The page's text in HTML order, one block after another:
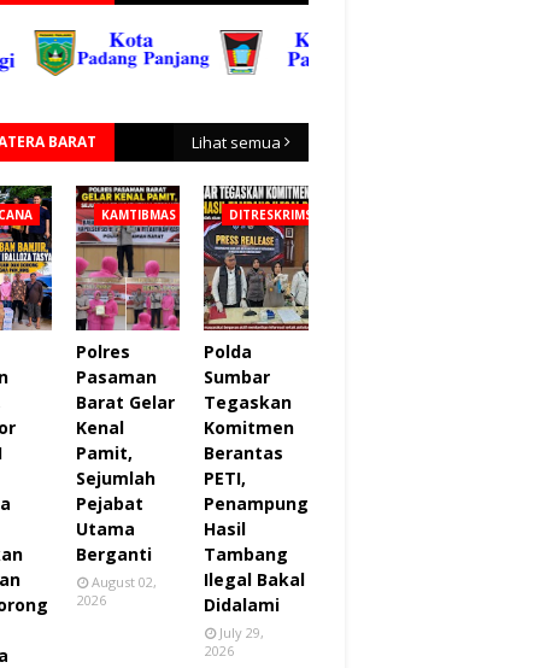
BARAT Lihat semua
KAMTIBMAS
Polres
Pasaman
Barat Gelar
Kenal
Pamit,
Sejumlah
Pejabat
Utama
Berganti
August 02,
2026
DITRESKRIMSUS
Polda
Sumbar
Tegaskan
Komitmen
Berantas
PETI,
Penampung
Hasil
Tambang
Ilegal Bakal
Didalami
July 29,
2026